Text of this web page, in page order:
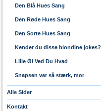
Den Blå Hues Sang
Den Røde Hues Sang
Den Sorte Hues Sang
Kender du disse blondine jokes?
Lille Øl Ved Du Hvad
Snapsen var så stærk, mor
Alle Sider
Kontakt